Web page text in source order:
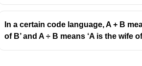
In a certain code language, A + B
of B’ and A ÷ B means ‘A is the wife